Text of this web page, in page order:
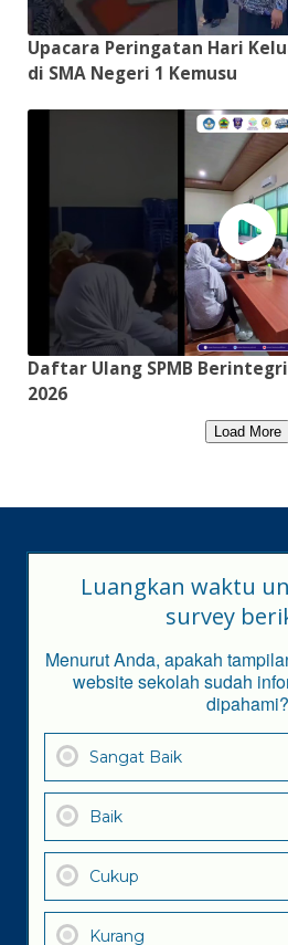
Upacara Peringatan Hari
di SMA Negeri 1 Kemusu
Daftar Ulang SPMB
2026
Load More
Luangkan waktu
survey
Menurut Anda, apakah
website sekolah sudah
dipahami?
Sangat Baik
Baik
Cukup
Kurang